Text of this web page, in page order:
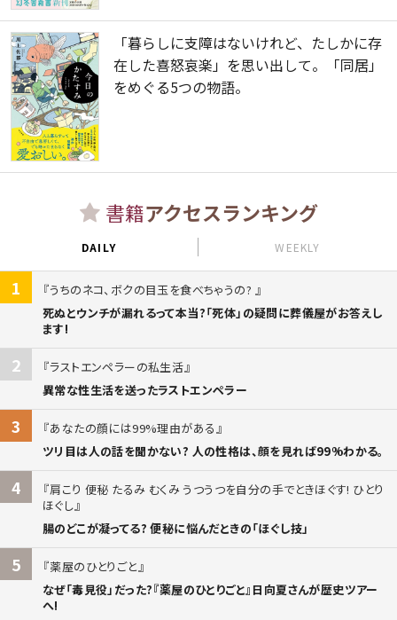
「暮らしに支障はないけれど、たしかに存
在した喜怒哀楽」を思い出して。「同居」
をめぐる5つの物語。
書籍アクセスランキング
DAILY WEEKLY
1
うちのネコ、ボクの目玉を食べちゃうの?
死ぬとウンチが漏れるって本当?「死体」の疑問に葬儀屋がお答えし
ます!
2
ラストエンペラーの私生活
異常な性生活を送ったラストエンペラー
3
あなたの顔には99%理由がある
ツリ目は人の話を聞かない? 人の性格は、顔を見れば99%わかる。
4
肩こり 便秘 たるみ むくみ うつうつを自分の手でときほぐす! ひとり
ほぐし
腸のどこが凝ってる? 便秘に悩んだときの「ほぐし技」
5
薬屋のひとりごと
なぜ「毒見役」だった?『薬屋のひとりごと』日向夏さんが歴史ツアー
へ!